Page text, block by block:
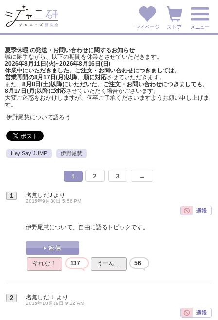
マイページ ストア メニュー
夏季休暇 の発送・お問い合わせに関するお知らせ
誠に勝手ながら、以下の期間を休業とさせていただきます。
2026年8月11日(火)~2026年8月16日(日)
休業中にいただきました、ご注文・お問い合わせにつきましては、
営業再開の8月17日(月)以降、順に対応させていただきます。
また、 8月8日(土)以降にいただいた、ご注文・ お問い合わせにつきましても、
8月17日(月)以降に対応させていただく場合がございます。
大変ご迷惑をおかけしますが、 何卒ご了承くださいますようお願い申し上げま
す。
伊野尾慧について語ろう
Hey!Say!JUMP 伊野尾慧
1 2 3 →
1 名無しだJ より
2015年9月30日 5:56 PM
伊野尾慧について、自由に語るトピックです。
それな！ 137 うーん… 56
2 名無しだＪ より
2015年10月19日 9:22 AM